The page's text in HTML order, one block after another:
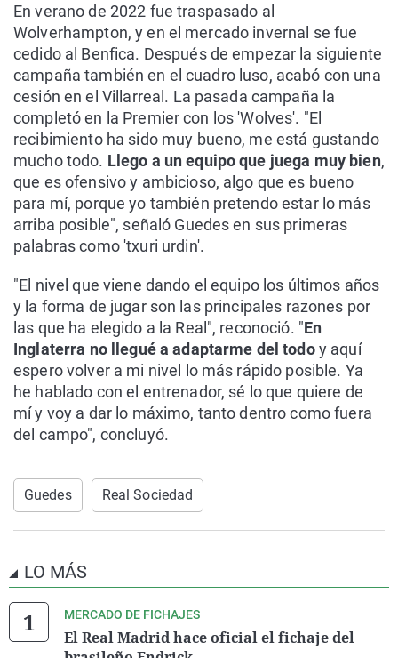
En verano de 2022 fue traspasado al
Wolverhampton, y en el mercado invernal se fue
cedido al Benfica. Después de empezar la siguiente
campaña también en el cuadro luso, acabó con una
cesión en el Villarreal. La pasada campaña la
completó en la Premier con los 'Wolves'. "El
recibimiento ha sido muy bueno, me está gustando
mucho todo. Llego a un equipo que juega muy bien,
que es ofensivo y ambicioso, algo que es bueno
para mí, porque yo también pretendo estar lo más
arriba posible", señaló Guedes en sus primeras
palabras como 'txuri urdin'.
"El nivel que viene dando el equipo los últimos años
y la forma de jugar son las principales razones por
las que ha elegido a la Real", reconoció. "En
Inglaterra no llegué a adaptarme del todoy aquí
espero volver a mi nivel lo más rápido posible. Ya
he hablado con el entrenador, sé lo que quiere de
mí y voy a dar lo máximo, tanto dentro como fuera
del campo", concluyó.
Guedes Real Sociedad
LO MÁS
MERCADO DE FICHAJES
El Real Madrid hace oficial el fichaje del